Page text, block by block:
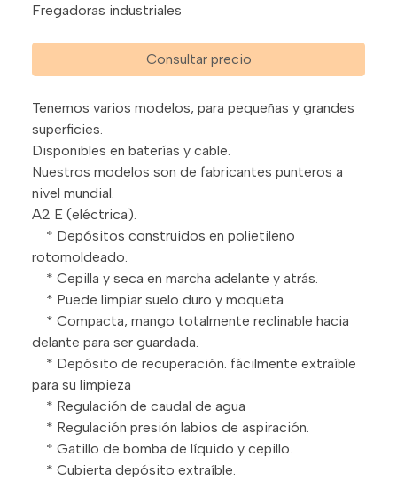
Fregadoras industriales
Consultar precio
Tenemos varios modelos, para pequeñas y grandes
superficies.
Disponibles en baterías y cable.
Nuestros modelos son de fabricantes punteros a
nivel mundial.
A2 E (eléctrica).
* Depósitos construidos en polietileno
rotomoldeado.
* Cepilla y seca en marcha adelante y atrás.
* Puede limpiar suelo duro y moqueta
* Compacta, mango totalmente reclinable hacia
delante para ser guardada.
* Depósito de recuperación. fácilmente extraíble
para su limpieza
* Regulación de caudal de agua
* Regulación presión labios de aspiración.
* Gatillo de bomba de líquido y cepillo.
* Cubierta depósito extraíble.